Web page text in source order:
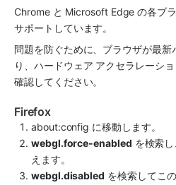
Chrome と Microsoft Edge の各ブ
サポートしています。
問題を防ぐために、ブラウザが最
り、ハードウェア アクセラレーシ
確認してください。
Firefox
about:config に移動します。
webgl.force-enabled を検索
えます。
webgl.disabled を検索してこ